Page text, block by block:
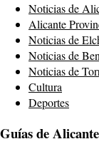
Noticias de
Alicante
Noticias de
Noticias de
Noticias de
Cultura
Deportes
Guías de Alicante